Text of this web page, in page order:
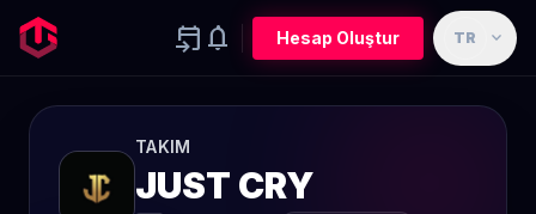
event_upcoming notifications Hesap Oluştur TR expand_more
TAKIM
JUST CRY